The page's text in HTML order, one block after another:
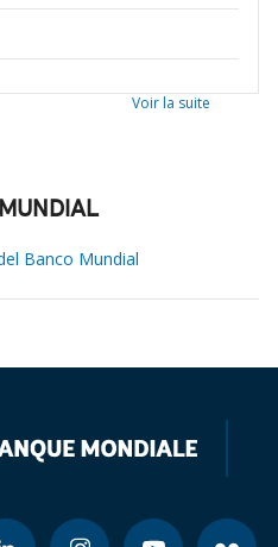
Voir la suite
Banco Mundial